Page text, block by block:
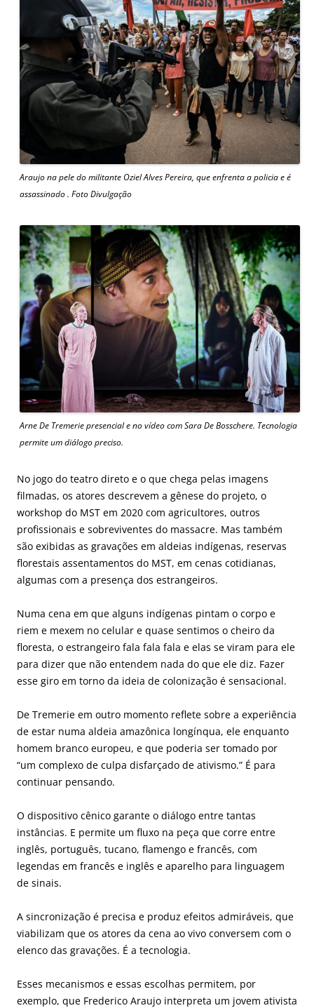
Araujo na pele do militante Oziel Alves Pereira, que enfrenta a policia e é
assassinado . Foto Divulgação
Arne De Tremerie presencial e no vídeo com Sara De Bosschere. Tecnologia
permite um diálogo preciso.
No jogo do teatro direto e o que chega pelas imagens
filmadas, os atores descrevem a gênese do projeto, o
workshop do MST em 2020 com agricultores, outros
profissionais e sobreviventes do massacre. Mas também
são exibidas as gravações em aldeias indígenas, reservas
florestais assentamentos do MST, em cenas cotidianas,
algumas com a presença dos estrangeiros.
Numa cena em que alguns indígenas pintam o corpo e
riem e mexem no celular e quase sentimos o cheiro da
floresta, o estrangeiro fala fala fala e elas se viram para ele
para dizer que não entendem nada do que ele diz. Fazer
esse giro em torno da ideia de colonização é sensacional.
De Tremerie em outro momento reflete sobre a experiência
de estar numa aldeia amazônica longínqua, ele enquanto
homem branco europeu, e que poderia ser tomado por
“um complexo de culpa disfarçado de ativismo.” É para
continuar pensando.
O dispositivo cênico garante o diálogo entre tantas
instâncias. E permite um fluxo na peça que corre entre
inglês, português, tucano, flamengo e francês, com
legendas em francês e inglês e aparelho para linguagem
de sinais.
A sincronização é precisa e produz efeitos admiráveis, que
viabilizam que os atores da cena ao vivo conversem com o
elenco das gravações. É a tecnologia.
Esses mecanismos e essas escolhas permitem, por
exemplo, que Frederico Araujo interpreta um jovem ativista